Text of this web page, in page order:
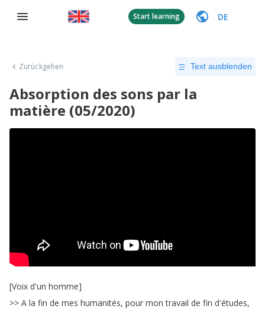
Start learning DE
Zurückgehen Text ausblenden
Absorption des sons par la
matière (05/2020)
[Voix d'un homme]
>> A la fin de mes humanités, pour mon travail de fin d'études,